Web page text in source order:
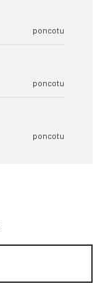
poncotu
poncotu
poncotu